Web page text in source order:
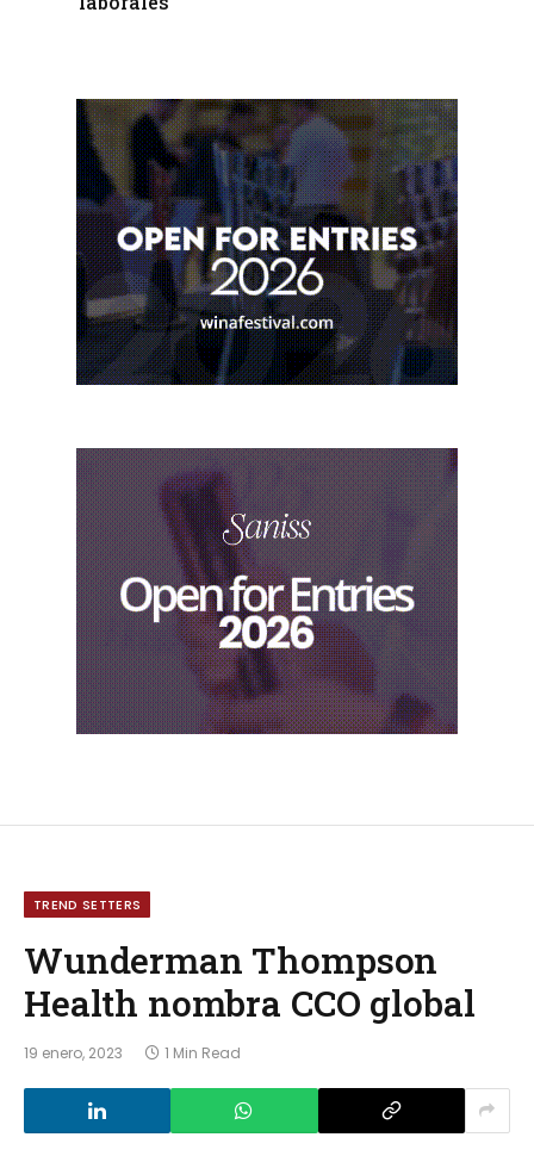
TREND SETTERS
Wunderman Thompson
Health nombra CCO global
19 enero, 2023 1 Min Read